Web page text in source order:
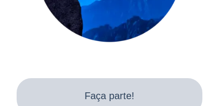
Faça parte!